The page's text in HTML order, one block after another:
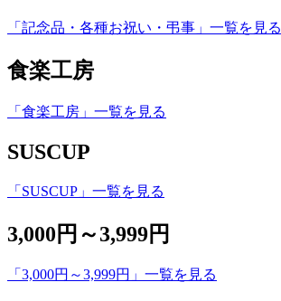
「記念品・各種お祝い・弔事」一覧を見る
食楽工房
「食楽工房」一覧を見る
SUSCUP
「SUSCUP」一覧を見る
3,000円～3,999円
「3,000円～3,999円」一覧を見る